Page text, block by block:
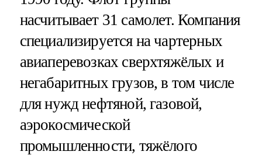
насчитывает 31 самолет. Компания
специализируется на чартерных
авиаперевозках сверхтяжёлых и
негабаритных грузов, в том числе
для нужд нефтяной, газовой,
аэрокосмической
промышленности, тяжёлого